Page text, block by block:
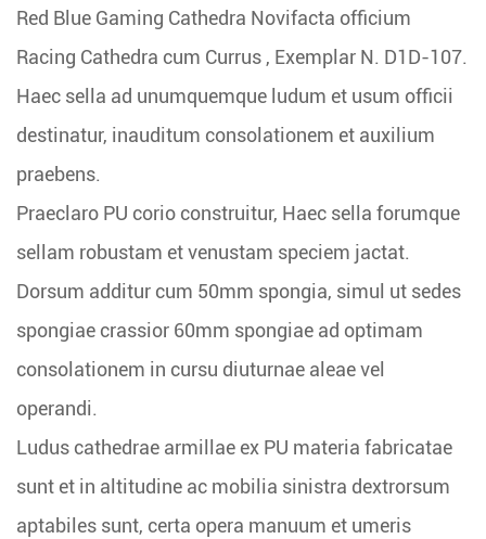
Red Blue Gaming Cathedra Novifacta officium
Racing Cathedra cum Currus , Exemplar N. D1D-107.
Haec sella ad unumquemque ludum et usum officii
destinatur, inauditum consolationem et auxilium
praebens.
Praeclaro PU corio construitur, Haec sella forumque
sellam robustam et venustam speciem jactat.
Dorsum additur cum 50mm spongia, simul ut sedes
spongiae crassior 60mm spongiae ad optimam
consolationem in cursu diuturnae aleae vel
operandi.
Ludus cathedrae armillae ex PU materia fabricatae
sunt et in altitudine ac mobilia sinistra dextrorsum
aptabiles sunt, certa opera manuum et umeris